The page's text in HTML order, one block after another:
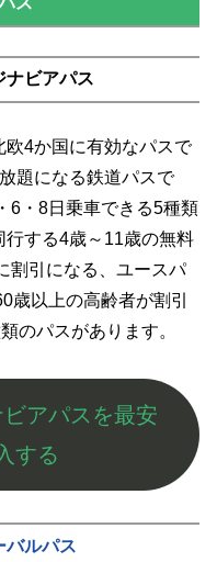
ナビアパス
4か国に有効なパスで
題になる鉄道パスで
6・8日乗車できる5種類
する4歳～11歳の無料
割引になる、ユースパ
歳以上の高齢者が割引
のパスがあります。
アパスを最安
する
バルパス